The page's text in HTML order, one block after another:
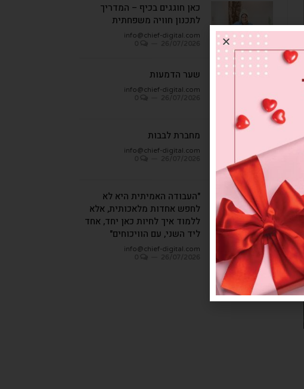
כאן חוגגים בכיף – המדריך
לתכנון חוויה משפחתית
info@chief-digital.com
שער הדמעות
info@chief-digital.com
מחברת לבבות
info@chief-digital.com
"העבודה האמיתית היא לא
לחפש אחדות מלאכותית, אלא
ללמוד איך לחיות כאן יחד, אחד
ליד השני, עם הוויכוחים"
info@chief-digital.com